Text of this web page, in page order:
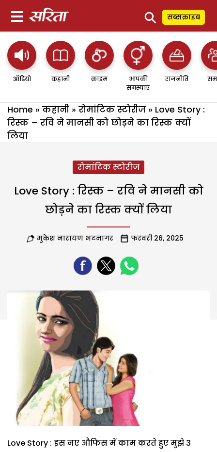
⚲ सब्सक्राइब
ऑडियो कहानी क्राइम
आपकी
समस्याएं
राजनीति
Home » कहानी » रोमांटिक स्टोरीज » Love Story :
रिस्क – रवि ने मानसी को छोड़ने का रिस्क क्यों
लिया
रोमांटिक स्टोरीज
Love Story : रिस्क – रवि ने मानसी को
छोड़ने का रिस्क क्यों लिया
मुकेश नारायण भटनागर फरवरी 26, 2025
Love Story : इस नए औफिस में काम करते हुए मुझे 3